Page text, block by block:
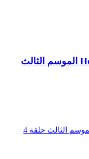
مسلسل House of the Dragon الموسم الثالث